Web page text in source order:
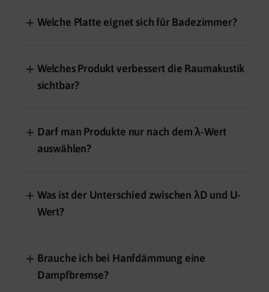
＋ Welche Platte eignet sich für Badezimmer?
＋ Welches Produkt verbessert die Raumakustik
sichtbar?
＋ Darf man Produkte nur nach dem λ-Wert
auswählen?
＋ Was ist der Unterschied zwischen λD und U-
Wert?
＋ Brauche ich bei Hanfdämmung eine
Dampfbremse?